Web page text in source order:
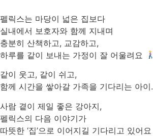
펠릭스는 마당이 넓은 집보다
실내에서 보호자와 함께 지내며
충분히 산책하고, 교감하고,
하루를 같이 보내는 가정이 잘 어울려요
같이 웃고, 같이 쉬고,
함께 시간을 쌓아갈 가족을 기다리는 아이.
사람 곁이 제일 좋은 강아지,
펠릭스의 다음 이야기가
따뜻한 ‘집’으로 이어지길 기다리고 있어요